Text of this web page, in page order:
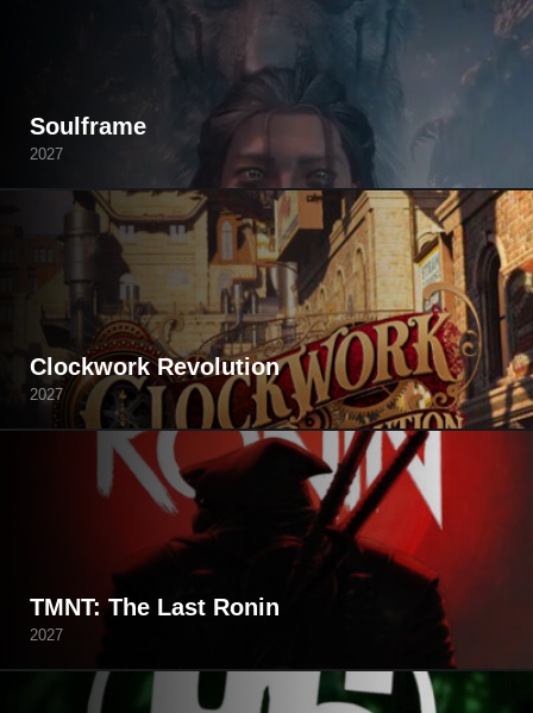
Soulframe
2027
Clockwork Revolution
2027
TMNT: The Last Ronin
2027